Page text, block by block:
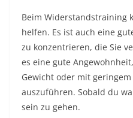
Beim Widerstandstraining
helfen. Es ist auch eine
zu konzentrieren, die Sie
es eine gute
Gewicht oder mit
auszuführen. Sobald du
sein zu gehen.